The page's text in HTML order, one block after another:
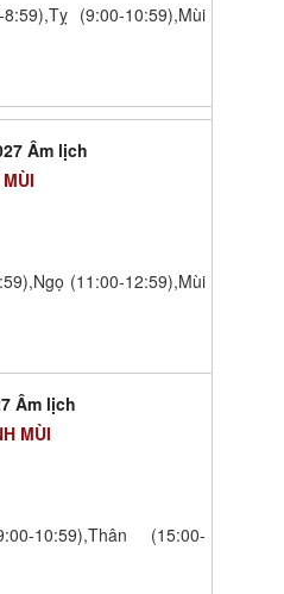
(9:00-10:59),Mùi
Âm lịch
(11:00-12:59),Mùi
Âm lịch
MÙI
10:59),Thân (15:00-